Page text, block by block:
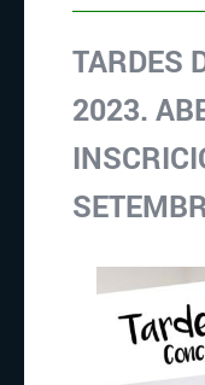
TARDES
2023.